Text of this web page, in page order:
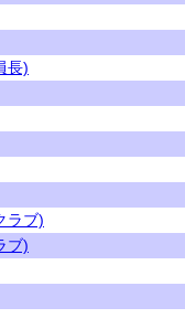
長)
ラブ)
ブ)